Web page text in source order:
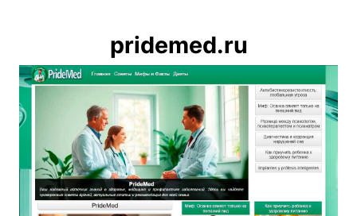
pridemed.ru